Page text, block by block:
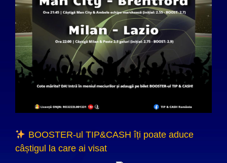
BOOSTER-ul TIP&CASH îți poate aduce
câștigul la care ai visat